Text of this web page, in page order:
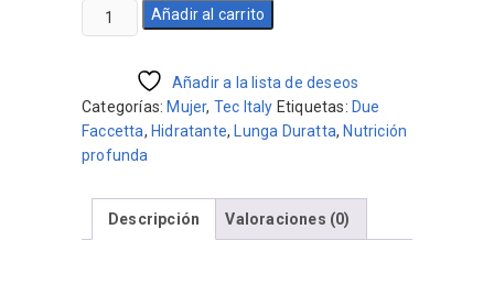
Due
Faccetta
Tec
Italy
Hidratante
300ml
cantidad
Añadir al carrito
Añadir a la lista de deseos
Categorías: Mujer, Tec Italy Etiquetas: Due
Faccetta, Hidratante, Lunga Duratta, Nutrición
profunda
Descripción Valoraciones (0)